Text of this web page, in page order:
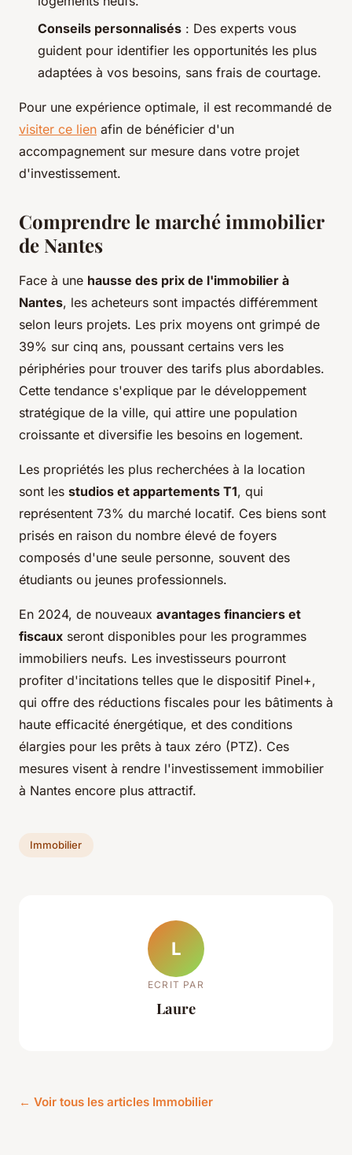
Conseils personnalisés : Des experts vous
guident pour identifier les opportunités les plus
adaptées à vos besoins, sans frais de courtage.
Pour une expérience optimale, il est recommandé de
visiter ce lien afin de bénéficier d'un
accompagnement sur mesure dans votre projet
d'investissement.
Comprendre le marché immobilier
de Nantes
Face à une hausse des prix de l'immobilier à
Nantes, les acheteurs sont impactés différemment
selon leurs projets. Les prix moyens ont grimpé de
39% sur cinq ans, poussant certains vers les
périphéries pour trouver des tarifs plus abordables.
Cette tendance s'explique par le développement
stratégique de la ville, qui attire une population
croissante et diversifie les besoins en logement.
Les propriétés les plus recherchées à la location
sont les studios et appartements T1, qui
représentent 73% du marché locatif. Ces biens sont
prisés en raison du nombre élevé de foyers
composés d'une seule personne, souvent des
étudiants ou jeunes professionnels.
En 2024, de nouveaux avantages financiers et
fiscaux seront disponibles pour les programmes
immobiliers neufs. Les investisseurs pourront
profiter d'incitations telles que le dispositif Pinel+,
qui offre des réductions fiscales pour les bâtiments à
haute efficacité énergétique, et des conditions
élargies pour les prêts à taux zéro (PTZ). Ces
mesures visent à rendre l'investissement immobilier
à Nantes encore plus attractif.
Immobilier
L
ECRIT PAR
Laure
← Voir tous les articles Immobilier